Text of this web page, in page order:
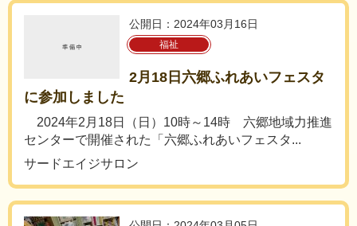
公開日：2024年03月16日
福祉
2月18日六郷ふれあいフェスタ
に参加しました
2024年2月18日（日）10時～14時 六郷地域力推進
センターで開催された「六郷ふれあいフェスタ...
サードエイジサロン